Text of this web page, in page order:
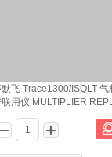
飞 Trace1300/ISQLT 气
用仪 MULTIPLIER